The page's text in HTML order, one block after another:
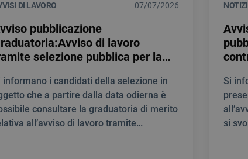
DI LAVORO 07/07/2026
pubblicazione
di lavoro
selezione pubblica per la
al fine di individuare
idoneo per la stipula di
a tempo determinato
INFERMIERE
informano i candidati della selezione in
che a partire dalla data odierna è
consultare la graduatoria di merito
all’avviso di lavoro tramite
E
Si
si